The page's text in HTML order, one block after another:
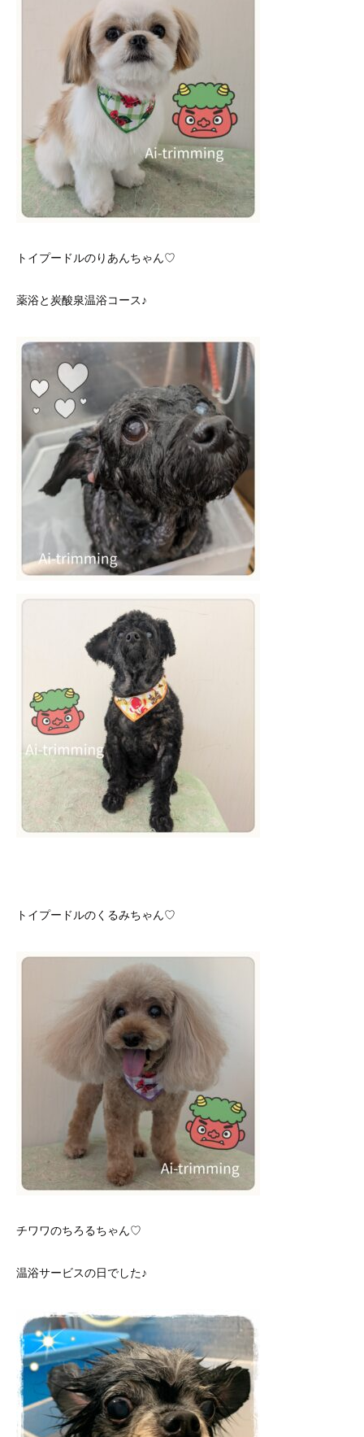
トイプードルのりあんちゃん♡
薬浴と炭酸泉温浴コース♪
トイプードルのくるみちゃん♡
チワワのちろるちゃん♡
温浴サービスの日でした♪